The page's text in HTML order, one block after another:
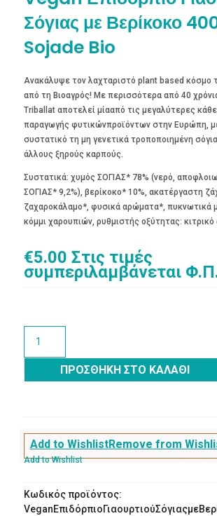
Σόγιας με Βερίκοκο
Sojade Bio
Ανακάλυψε τον λαχταριστό plant based κόσμο
από τη Βιοαγρός! Με περισσότερα από 40
Triballat αποτελεί μίααπό τις μεγαλύτερες
παραγωγής φυτικώνπροϊόντων στην Ευρώπη,
συστατικό τη μη γενετικά τροποποιημένη
άλλους ξηρούς καρπούς.
Συστατικά: χυμός ΣΟΓΙΑΣ* 78% (νερό,
ΣΟΓΙΑΣ* 9,2%), βερίκοκο* 10%, ακατέργαστη
ζαχαροκάλαμο*, φυσικά αρώματα*, πυκνωτικά
κόμμι χαρουπιών, ρυθμιστής οξύτητας: κιτρικό
€5.00 Στις τιμές
συμπεριλαμβάνεται
Επιδόρπιο
Γιαουρτιού
Sojade
Bio
ποσότητα
ΠΡΟΣΘΉΚΗ ΣΤΟ ΚΑΛΆΘΙ
Add to WishlistRemove from
Add to Wishlist
Κωδικός προϊόντος: